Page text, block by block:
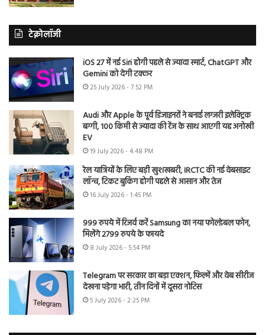
टेक्नोलॉजी
iOS 27 में नई Siri होगी पहले से ज्यादा स्मार्ट, ChatGPT और
Gemini को देगी टक्कर
25 July 2026 - 7:52 PM
Audi और Apple के पूर्व डिजाइनरों ने बनाई लग्जरी इलेक्ट्रिक
बग्गी, 100 किमी से ज्यादा की रेंज के साथ आएगी यह अनोखी
EV
19 July 2026 - 4:48 PM
रेल यात्रियों के लिए बड़ी खुशखबरी, IRCTC की नई वेबसाइट
लॉन्च, टिकट बुकिंग होगी पहले से आसान और तेज
16 July 2026 - 1:45 PM
999 रुपये में रिजर्व करें Samsung का नया फोल्डेबल फोन,
मिलेंगे 2799 रुपये के फायदे
8 July 2026 - 5:54 PM
Telegram पर सरकार का बड़ा एक्शन, फिल्में और वेब सीरीज
देखना पड़ेगा भारी, तीन दिनों में दूसरा नोटिस
5 July 2026 - 2:25 PM